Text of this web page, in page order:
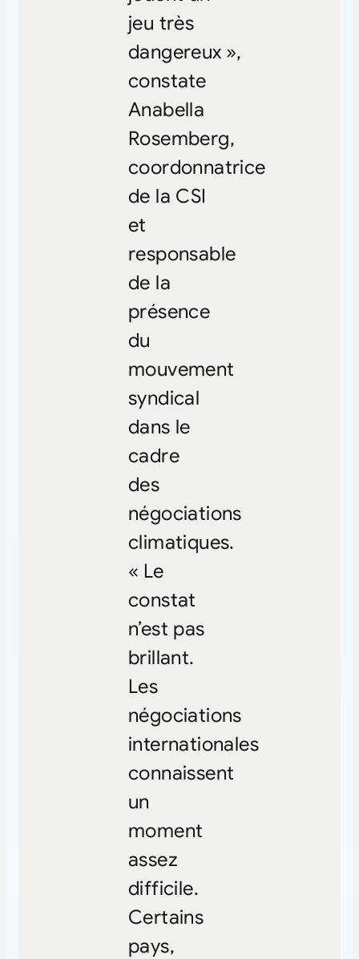
jeu très
dangereux »,
constate
Anabella
Rosemberg,
coordonnatrice
de la CSI
et
responsable
de la
présence
du
mouvement
syndical
dans le
cadre
des
négociations
climatiques.
« Le
constat
n’est pas
brillant.
Les
négociations
internationales
connaissent
un
moment
assez
difficile.
Certains
pays,